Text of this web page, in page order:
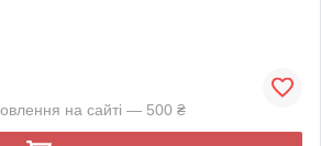
на сайті — 500 ₴